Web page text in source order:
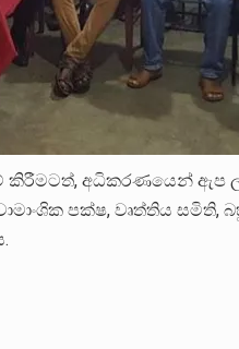
අධිකරණයෙන් ඇප
පක්ෂ, වෘත්තිය සමිති,